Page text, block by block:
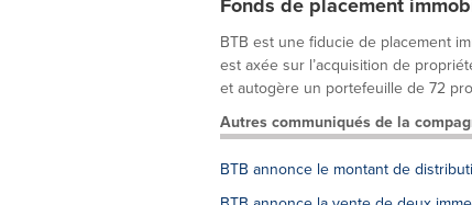
BTB est une fiducie de placement
est axée sur l’acquisition de
et autogère un portefeuille de 72
Autres communiqués de la
BTB annonce le montant de